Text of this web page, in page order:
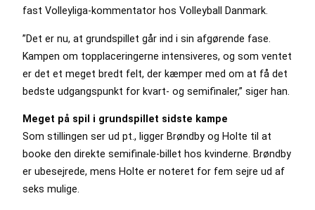
fast Volleyliga-kommentator hos Volleyball Danmark.
”Det er nu, at grundspillet går ind i sin afgørende fase.
Kampen om topplaceringerne intensiveres, og som ventet
er det et meget bredt felt, der kæmper med om at få det
bedste udgangspunkt for kvart- og semifinaler,” siger han.
Meget på spil i grundspillet sidste kampe
Som stillingen ser ud pt., ligger Brøndby og Holte til at
booke den direkte semifinale-billet hos kvinderne. Brøndby
er ubesejrede, mens Holte er noteret for fem sejre ud af
seks mulige.